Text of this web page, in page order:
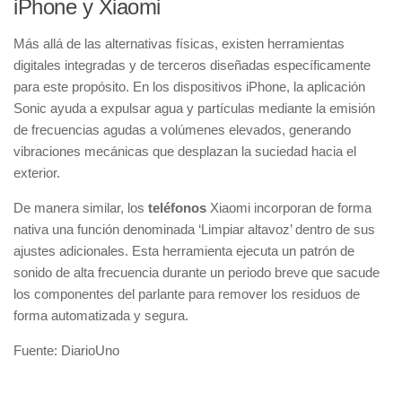
iPhone y Xiaomi
Más allá de las alternativas físicas, existen herramientas
digitales integradas y de terceros diseñadas específicamente
para este propósito. En los dispositivos iPhone, la aplicación
Sonic ayuda a expulsar agua y partículas mediante la emisión
de frecuencias agudas a volúmenes elevados, generando
vibraciones mecánicas que desplazan la suciedad hacia el
exterior.
De manera similar, los teléfonos Xiaomi incorporan de forma
nativa una función denominada ‘Limpiar altavoz’ dentro de sus
ajustes adicionales. Esta herramienta ejecuta un patrón de
sonido de alta frecuencia durante un periodo breve que sacude
los componentes del parlante para remover los residuos de
forma automatizada y segura.
Fuente: DiarioUno